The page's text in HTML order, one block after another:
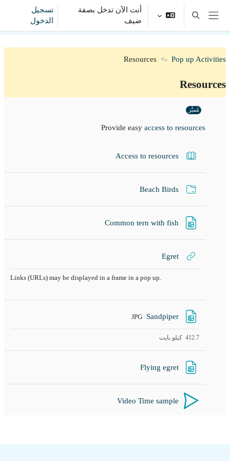
تخطى إلى المحتوى الرئيسي
واجهة جانبية
تبديل إدخال البحث
أنت الآن تدخل بصفة
ضيف
تسجيل
الدخول
Pop up Activities
Resources
Resources
الخطوط العريضة للقسم
مُميَّز
Provide easy access to resources
Access to resources
Beach Birdsمجلد
Common tern with fish
Egretرابط الكتروني
Links (URLs) may be displayed in a frame in a pop up.
Sandpiper ملف
JPG
412.7 كيلو بايت
Flying egretرابط الكتروني
Video Time sample